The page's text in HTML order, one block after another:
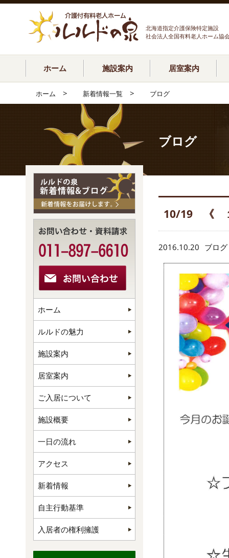
北海道指定介護保険特定施設
社会法人全国有料老人ホーム協
ホーム 施設案内 居室案内
ホーム > 新着情報一覧 > ブログ
ブログ
10/19 《
2016.10.20 ブログ
ホーム
ルルドの魅力
施設案内
居室案内
ご入居について
施設概要
一日の流れ
アクセス
新着情報
自主行動基準
入居者の権利擁護